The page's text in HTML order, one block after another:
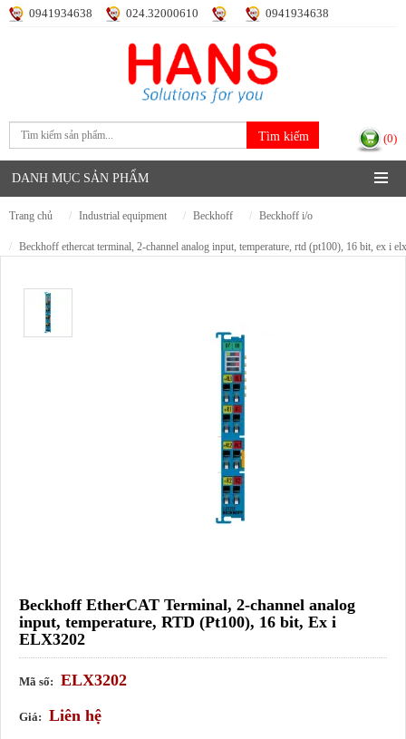
0941934638 024.32000610 0941934638
(0)
DANH MỤC SẢN PHẨM
trang chủ industrial equipment beckhoff beckhoff i/o
beckhoff ethercat terminal, 2-channel analog input, temperature, rtd (pt100), 16 bit, ex i
Beckhoff EtherCAT Terminal, 2-channel analog
input, temperature, RTD (Pt100), 16 bit, Ex i
ELX3202
Mã số: ELX3202
Giá: Liên hệ